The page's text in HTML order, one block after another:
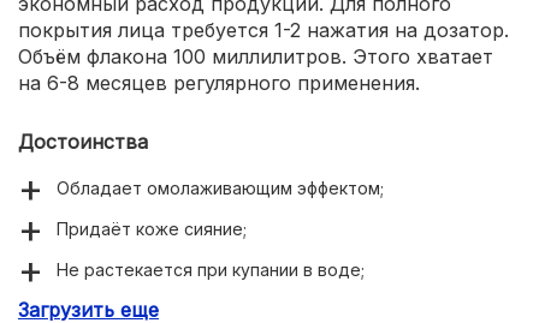
покрытия лица требуется 1-2 нажатия на дозатор.
Объём флакона 100 миллилитров. Этого хватает
на 6-8 месяцев регулярного применения.
Достоинства
Обладает омолаживающим эффектом;
Придаёт коже сияние;
Не растекается при купании в воде;
Содержит коллаген;
Загрузить еще